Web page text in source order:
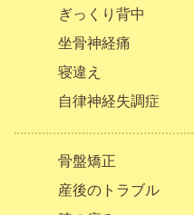
ぎっくり背中
坐骨神経痛
寝違え
自律神経失調症
骨盤矯正
産後のトラブル